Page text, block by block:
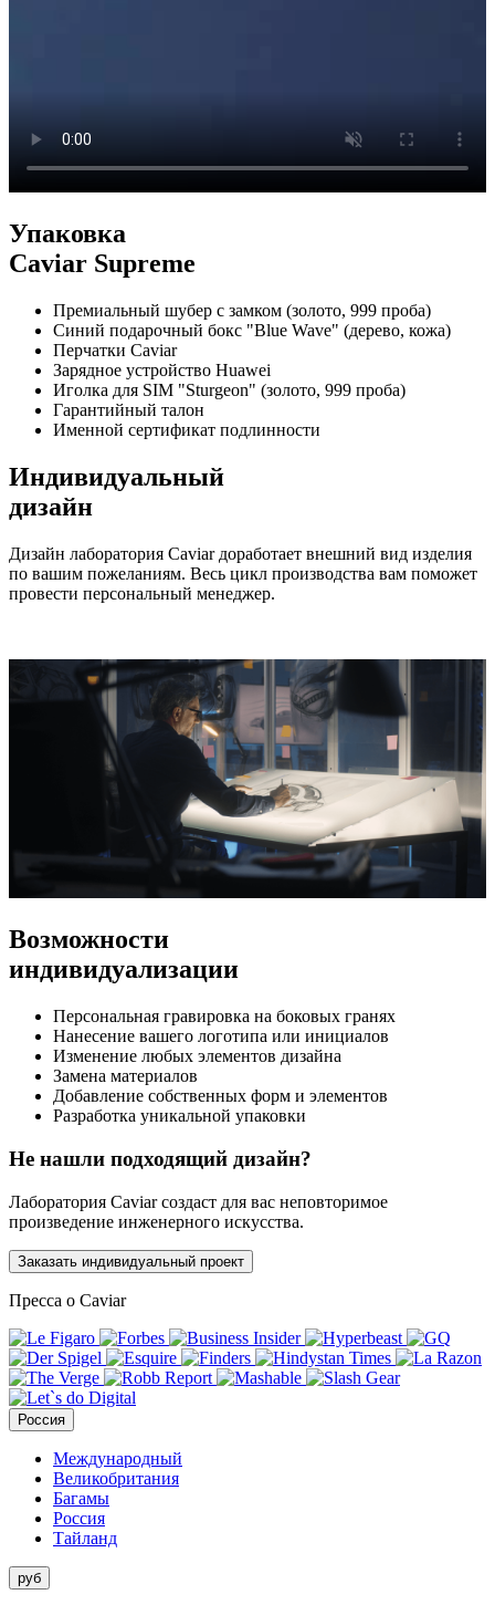
Упаковка
Caviar Supreme
Премиальный шубер с замком (золото, 999 проба)
Синий подарочный бокс "Blue Wave" (дерево, кожа)
Перчатки Caviar
Зарядное устройство Huawei
Иголка для SIM "Sturgeon" (золото, 999 проба)
Гарантийный талон
Именной сертификат подлинности
Индивидуальный
дизайн
Дизайн лаборатория Caviar доработает внешний вид изделия
по вашим пожеланиям. Весь цикл производства вам поможет
провести персональный менеджер.
Возможности
индивидуализации
Персональная гравировка на боковых гранях
Нанесение вашего логотипа или инициалов
Изменение любых элементов дизайна
Замена материалов
Добавление собственных форм и элементов
Разработка уникальной упаковки
Не нашли подходящий дизайн?
Лаборатория Caviar создаст для вас неповторимое
произведение инженерного искусства.
Заказать индивидуальный проект
Пресса о Caviar
Россия
Международный
Великобритания
Багамы
Россия
Тайланд
руб